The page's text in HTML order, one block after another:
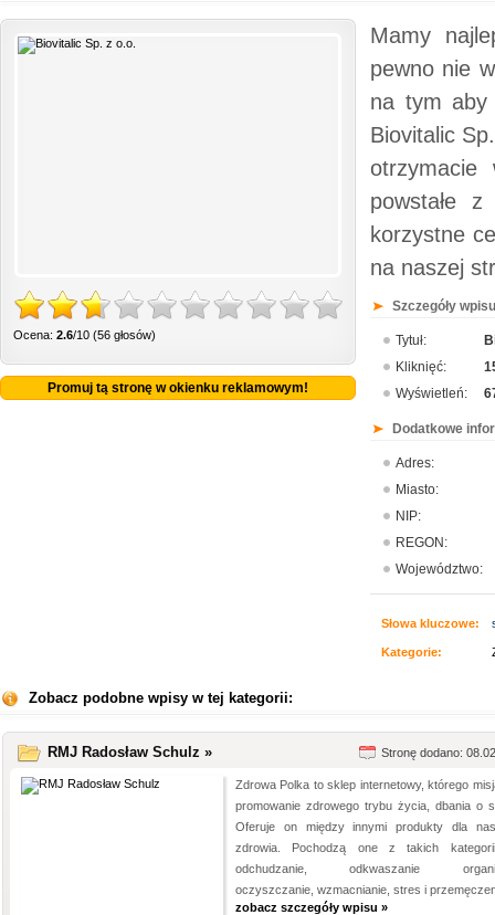
Ocena: 2.6/10 (56 głosów)
Promuj tą stronę w okienku reklamowym!
Mamy
pewno nie
na tym aby
Biovitalic
otrzymacie
powstałe
korzystne
na naszej
Szczegóły
Tytuł:
Kliknięć:
Wyświetleń:
Dodatkowe
Adres:
Miasto:
NIP:
REGON:
Województwo:
Słowa kluczowe:
Kategorie:
Zobacz podobne wpisy w tej kategorii:
RMJ Radosław Schulz » Stronę dodano:
Zdrowa Polka to sklep internetowy, którego
promowanie zdrowego trybu życia, dbania o
Oferuje on między innymi produkty dla
zdrowia. Pochodzą one z takich
odchudzanie, odkwaszanie
oczyszczanie, wzmacnianie, stres i
zobacz szczegóły wpisu »